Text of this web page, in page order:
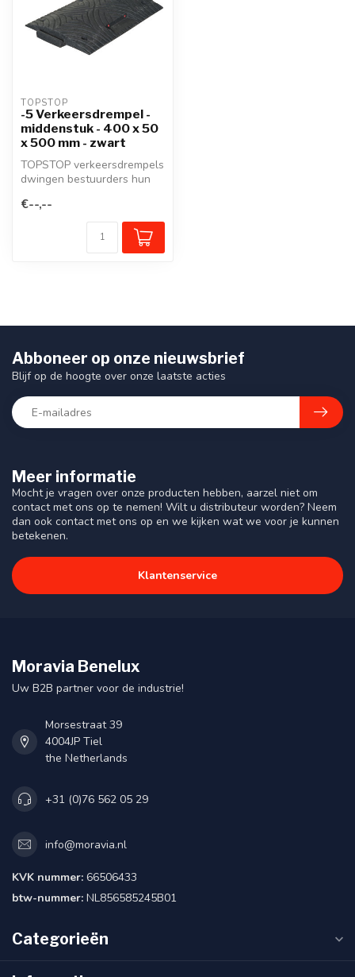
TOPSTOP
-5 Verkeersdrempel -
middenstuk - 400 x 50
x 500 mm - zwart
TOPSTOP verkeersdrempels
dwingen bestuurders hun
verzeker...
€--,--
Meer informatie
Mocht je vragen over onze producten hebben, aarzel niet om
contact met ons op te nemen! Wilt u distributeur worden? Neem
dan ook contact met ons op en we kijken wat we voor je kunnen
betekenen.
Klantenservice
Abboneer op onze nieuwsbrief
Blijf op de hoogte over onze laatste acties
Moravia Benelux
Uw B2B partner voor de industrie!
Morsestraat 39
4004JP Tiel
the Netherlands
+31 (0)76 562 05 29
info@moravia.nl
KVK nummer: 66506433
btw-nummer: NL856585245B01
Categorieën